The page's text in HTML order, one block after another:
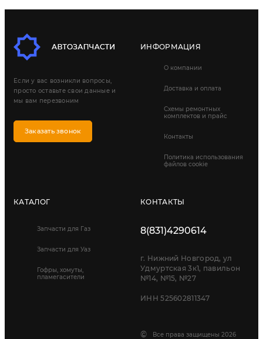
Если у вас возникли вопросы,
просто оставьте свои данные и
мы вам перезвоним
Заказать звонок
ИНФОРМАЦИЯ
О компании
Доставка и оплата
Схемы ремонтных
комплектов и прайс
Контакты
Политика использования
файлов cookie
КАТАЛОГ
Запчасти для Газ
Запчасти для Уаз
Гофры, хомуты,
пламегасители
КОНТАКТЫ
8(831)4290614
г. Нижний Новгород, ул
Удмуртская 3к1, павильон
№14, №15, №27
ИНН 525602811347
© Все права защищены 2026